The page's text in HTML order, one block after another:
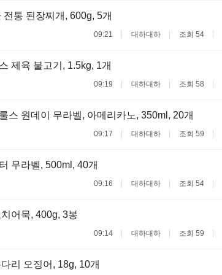
통 된장찌개, 600g, 5개
09:21 대하대하 조회 54
제육 불고기, 1.5kg, 1개
09:19 대하대하 조회 58
스 원데이 무라벨, 아메리카노, 350ml, 20개
09:17 대하대하 조회 59
무라벨, 500ml, 40개
09:16 대하대하 조회 54
어묵, 400g, 3봉
09:14 대하대하 조회 59
리 오징어, 18g, 10개